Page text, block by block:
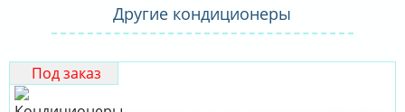
Другие кондиционеры
Под заказ